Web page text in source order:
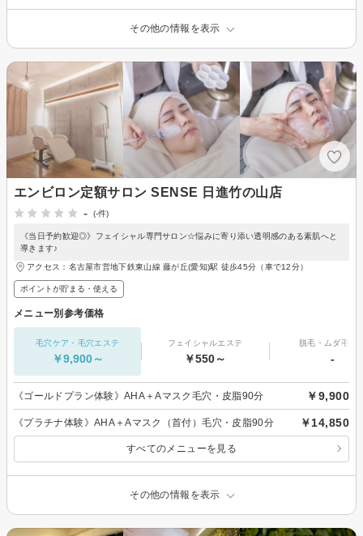
その他の情報を表示
エンビロン定額サロン SENSE 日進竹の山店
-
(-件)
《当日予約歓迎◎》フェイシャル専門サロン☆悩みに寄り添い透明感のある素肌へと
導きます♪
アクセス：名古屋市営地下鉄東山線 藤が丘(愛知)駅 徒歩45分（車で12分）
ポイントが貯まる・使える
メニュー別参考価格
毛穴ケア・毛穴エステ
￥9,900～
フェイシャルエステ
￥550～
脱毛・ムダ毛処
-
《ゴールドプラン体験》AHA＋Aマスク毛穴・皮脂90分 ￥9,900
《プラチナ体験》AHA＋Aマスク（首付）毛穴・皮脂90分 ￥14,850
すべてのメニューを見る
その他の情報を表示